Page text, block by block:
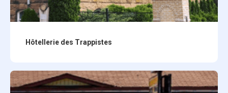
Hôtellerie des Trappistes